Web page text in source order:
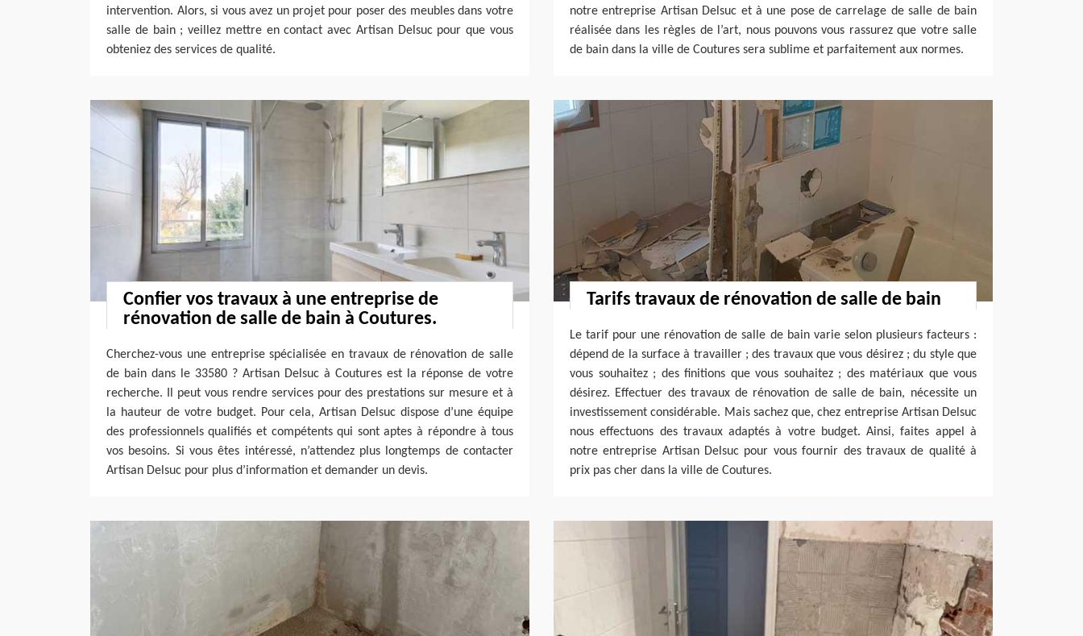
intervention. Alors, si vous avez un projet pour poser des meubles dans votre
salle de bain ; veillez mettre en contact avec Artisan Delsuc pour que vous
obteniez des services de qualité.
notre entreprise Artisan Delsuc et à une pose de carrelage de salle de bain
réalisée dans les règles de l’art, nous pouvons vous rassurez que votre salle
de bain dans la ville de Coutures sera sublime et parfaitement aux normes.
Confier vos travaux à une entreprise de
rénovation de salle de bain à Coutures.
Cherchez-vous une entreprise spécialisée en travaux de rénovation de salle
de bain dans le 33580 ? Artisan Delsuc à Coutures est la réponse de votre
recherche. Il peut vous rendre services pour des prestations sur mesure et à
la hauteur de votre budget. Pour cela, Artisan Delsuc dispose d’une équipe
des professionnels qualifiés et compétents qui sont aptes à répondre à tous
vos besoins. Si vous êtes intéressé, n’attendez plus longtemps de contacter
Artisan Delsuc pour plus d’information et demander un devis.
Tarifs travaux de rénovation de salle de bain
Le tarif pour une rénovation de salle de bain varie selon plusieurs facteurs :
dépend de la surface à travailler ; des travaux que vous désirez ; du style que
vous souhaitez ; des finitions que vous souhaitez ; des matériaux que vous
désirez. Effectuer des travaux de rénovation de salle de bain, nécessite un
investissement considérable. Mais sachez que, chez entreprise Artisan Delsuc
nous effectuons des travaux adaptés à votre budget. Ainsi, faites appel à
notre entreprise Artisan Delsuc pour vous fournir des travaux de qualité à
prix pas cher dans la ville de Coutures.